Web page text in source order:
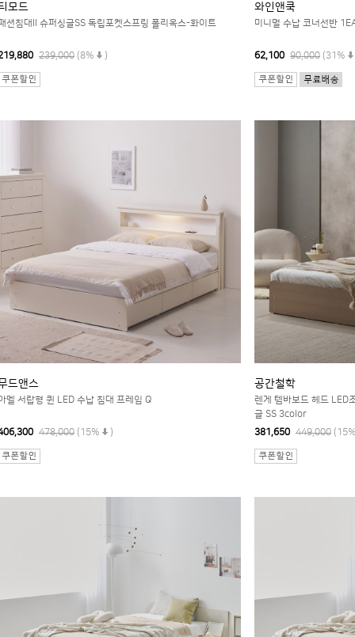
모드
션침대II 슈퍼싱글SS 독립포켓스프링 폴리옥스-화이트
239,000 (8% )
와인앤쿡
미니멀 수납 코너선반
62,100 90,000 (31%
드앤스
멜 서랍형 퀸 LED 수납 침대 프레임 Q
478,000 (15% )
공간철학
렌게 템바보드 헤드 LED
글 SS 3color
381,650 449,000